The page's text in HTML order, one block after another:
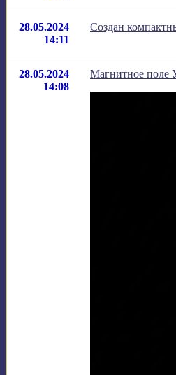
28.05.2024
14:11
Создан
28.05.2024
14:08
Магнитное поле